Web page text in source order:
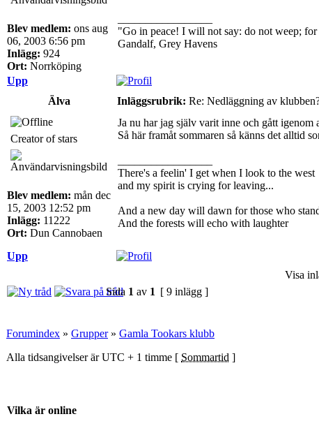
Blev medlem: ons aug
06, 2003 6:56 pm
Inlägg: 924
Ort: Norrköping
"Go in peace! I will not say: do not weep; for
Gandalf, Grey Havens
Upp
Älva
Inläggsrubrik: Re: Nedläggning av
Creator of stars
Blev medlem: mån dec
15, 2003 12:52 pm
Inlägg: 11222
Ort: Dun Cannobaen
Ja nu har jag själv varit inne och gått
Så här framåt sommaren så känns det alltid
There's a feelin' I get when I look to the west
and my spirit is crying for leaving...
And a new day will dawn for those who
And the forests will echo with laughter
Upp
Visa
Sida 1 av 1 [ 9 inlägg ]
Forumindex » Grupper» Gamla Tookars klubb
Alla tidsangivelser är UTC + 1 timme [ Sommartid ]
Vilka är online